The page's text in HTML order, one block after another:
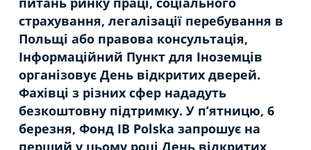
страхування, легалізації перебування в
Польщі або правова консультація,
Інформаційний Пункт для Iноземців
організовує День відкритих дверей.
Фахівці з різних сфер нададуть
безкоштовну підтримку. У п’ятницю, 6
березня, Фонд IB Polska запрошує на
перший у цьому році День відкритих